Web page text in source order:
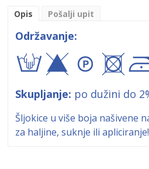
Opis Pošalji upit
Održavanje:
Skupljanje: po dužini do
Šljokice u više boja našivene
za haljine, suknje ili apliciranje!